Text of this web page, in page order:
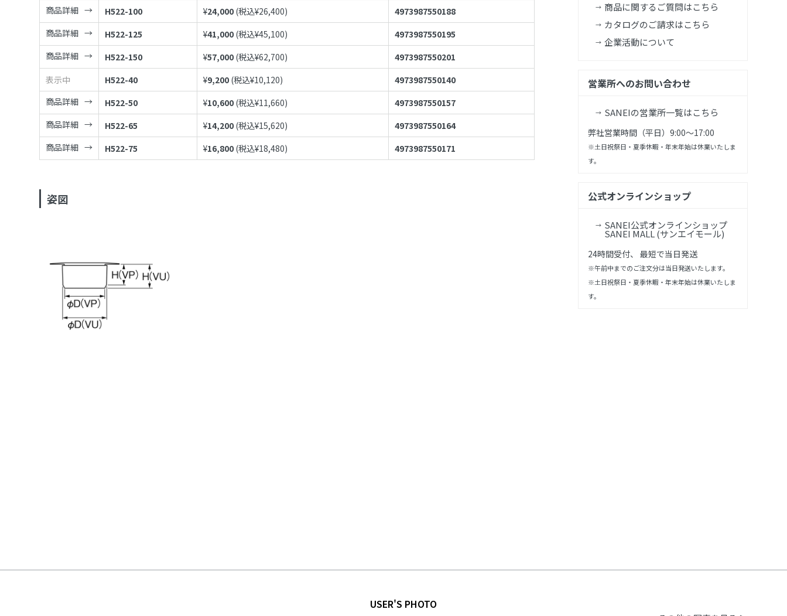
商品詳細
H522-100 ¥24,000 (税込¥26,400)
4973987550188
商品詳細
H522-125 ¥41,000 (税込¥45,100)
4973987550195
商品詳細
H522-150 ¥57,000 (税込¥62,700)
4973987550201
表示中
H522-40 ¥9,200 (税込¥10,120)
4973987550140
商品詳細
H522-50 ¥10,600 (税込¥11,660)
4973987550157
商品詳細
H522-65 ¥14,200 (税込¥15,620)
4973987550164
商品詳細
H522-75 ¥16,800 (税込¥18,480) 4973987550171
姿図
商品に関するご質問はこちら
カタログのご請求はこちら
企業活動について
営業所へのお問い合わせ
SANEIの営業所一覧はこちら
弊社営業時間（平日）9:00～17:00
※土日祝祭日・夏季休暇・年末年始は休業いたしま
す。
公式オンラインショップ
SANEI公式オンラインショップ
SANEI MALL (サンエイモール)
24時間受付、 最短で当日発送
※午前中までのご注文分は当日発送いたします。
※土日祝祭日・夏季休暇・年末年始は休業いたしま
す。
USER'S PHOTO